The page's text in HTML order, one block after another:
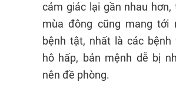
cảm giác lại gần nhau hơn,
mùa đông cũng mang tới
bệnh tật, nhất là các bệnh
hô hấp, bản mệnh dễ bị
nên đề phòng.